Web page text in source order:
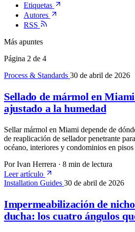
Etiquetas
Autores
RSS
Más apuntes
Página 2 de 4
Process & Standards 30 de abril de 2026
Sellado de mármol en
ajustado a la humedad
Sellar mármol en Miami depende de
de reaplicación de sellador penetrante
océano, interiores y condominios en pisos
Por Ivan Herrera · 8 min de lectura
Leer artículo
Installation Guides 30 de abril de 2026
Impermeabilización de
ducha: los cuatro ángulos